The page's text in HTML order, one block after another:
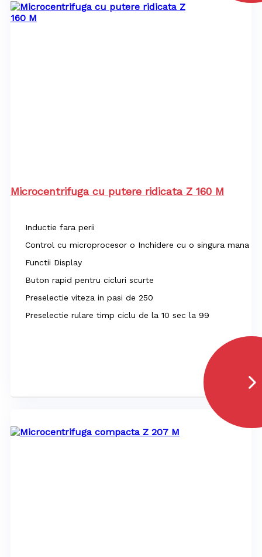
Microcentrifuga cu putere ridicata Z 160 M
Inductie fara perii
Control cu microprocesor o Inchidere cu o singura mana
Functii Display
Buton rapid pentru cicluri scurte
Preselectie viteza in pasi de 250
Preselectie rulare timp ciclu de la 10 sec la 99